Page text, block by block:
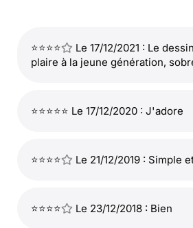
⭐⭐⭐⭐
Le 17/12/2021 : Le
plaire à la jeune génération,
⭐⭐⭐⭐⭐ Le 17/12/2020 : J'adore
⭐⭐⭐⭐ Le 21/12/2019 : Simple
⭐⭐⭐⭐ Le 23/12/2018 : Bien